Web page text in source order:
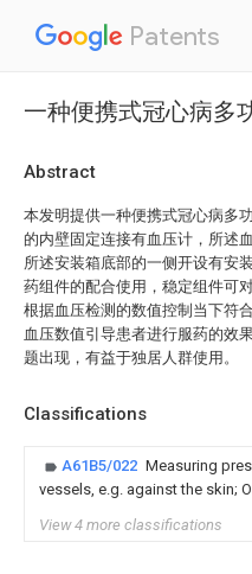
Patents
一种便携式冠心病多
Abstract
本发明提供一种便携式冠心病多
的内壁固定连接有血压计，所述
所述安装箱底部的一侧开设有安
药组件的配合使用，稳定组件可
根据血压检测的数值控制当下符
血压数值引导患者进行服药的效
题出现，有益于独居人群使用。
Classifications
A61B5/022 Measuring
vessels, e.g. against the skin;
View 4 more classifications